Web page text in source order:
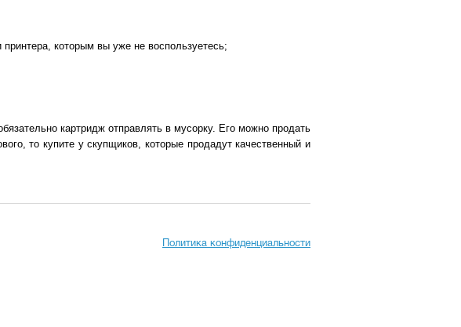
которым вы уже не воспользуетесь;
картридж отправлять в мусорку. Его можно продать
то купите у скупщиков, которые продадут качественный и
Политика конфиденциальности